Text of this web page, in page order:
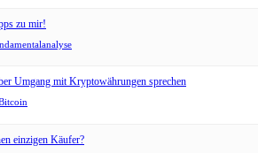
zu mir!
Umgang mit Kryptowährungen sprechen
einzigen Käufer?